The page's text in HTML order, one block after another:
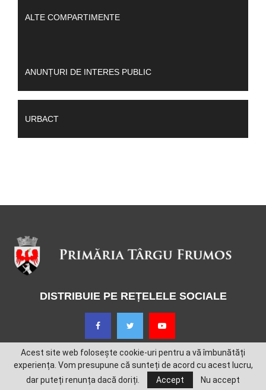
ALTE COMPARTIMENTE
ANUNȚURI DE INTERES PUBLIC
URBACT
DISTRIBUIE PE REȚELELE SOCIALE
@2022 - Primăria Târgu Frumos
Acest site web folosește cookie-uri pentru a vă îmbunătăți
experiența. Vom presupune că sunteți de acord cu acest lucru,
dar puteți renunța dacă doriți.
Accept Nu accept